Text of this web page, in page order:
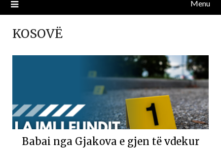
Menu
KOSOVË
Babai nga Gjakova e gjen të vdekur